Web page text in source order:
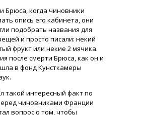
Брюса, когда чиновники
опись его кабинета, они
подобрать названия для
и просто писали: некий
фрукт или некие 2 мячика.
после смерти Брюса, как он и
в фонд Кунсткамеры
такой интересный факт по
чиновниками Франции
вопрос о том, чтобы